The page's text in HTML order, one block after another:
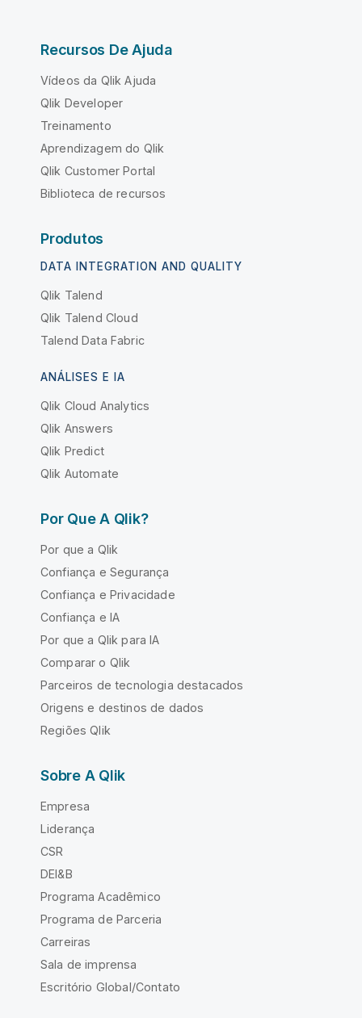
Recursos De Ajuda
Vídeos da Qlik Ajuda
Qlik Developer
Treinamento
Aprendizagem do Qlik
Qlik Customer Portal
Biblioteca de recursos
Produtos
DATA INTEGRATION AND QUALITY
Qlik Talend
Qlik Talend Cloud
Talend Data Fabric
ANÁLISES E IA
Qlik Cloud Analytics
Qlik Answers
Qlik Predict
Qlik Automate
Por Que A Qlik?
Por que a Qlik
Confiança e Segurança
Confiança e Privacidade
Confiança e IA
Por que a Qlik para IA
Comparar o Qlik
Parceiros de tecnologia destacados
Origens e destinos de dados
Regiões Qlik
Sobre A Qlik
Empresa
Liderança
CSR
DEI&B
Programa Acadêmico
Programa de Parceria
Carreiras
Sala de imprensa
Escritório Global/Contato